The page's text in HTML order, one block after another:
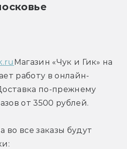
Магазин «Чук и Гик» на
работу в онлайн-
по-прежнему
от 3500 рублей.
во все заказы будут